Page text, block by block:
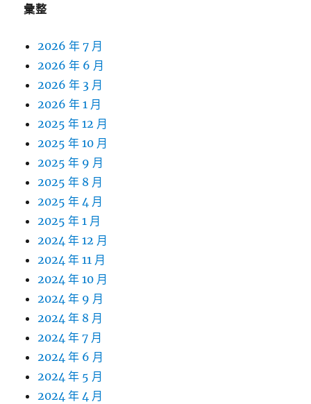
彙整
2026 年 7 月
2026 年 6 月
2026 年 3 月
2026 年 1 月
2025 年 12 月
2025 年 10 月
2025 年 9 月
2025 年 8 月
2025 年 4 月
2025 年 1 月
2024 年 12 月
2024 年 11 月
2024 年 10 月
2024 年 9 月
2024 年 8 月
2024 年 7 月
2024 年 6 月
2024 年 5 月
2024 年 4 月